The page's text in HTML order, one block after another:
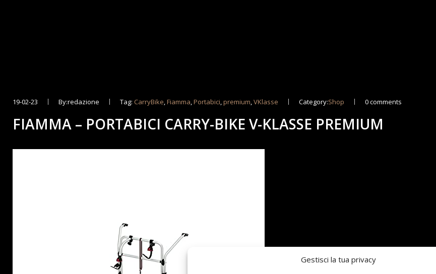
Gestisci la tua privacy
19-02-23 By:redazione Tag: CarryBike,Fiamma,Portabici,premium,VKlasse Category:Shop 0 comments
FIAMMA – PORTABICI CARRY-BIKE V-KLASSE PREMIUM